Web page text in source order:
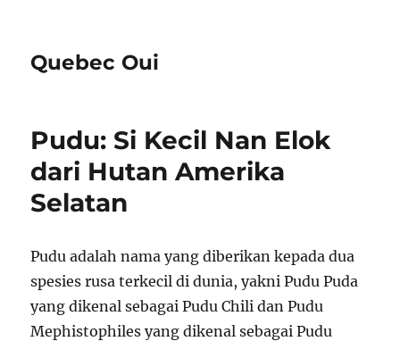
Quebec Oui
Pudu: Si Kecil Nan Elok
dari Hutan Amerika
Selatan
Pudu adalah nama yang diberikan kepada dua
spesies rusa terkecil di dunia, yakni Pudu Puda
yang dikenal sebagai Pudu Chili dan Pudu
Mephistophiles yang dikenal sebagai Pudu